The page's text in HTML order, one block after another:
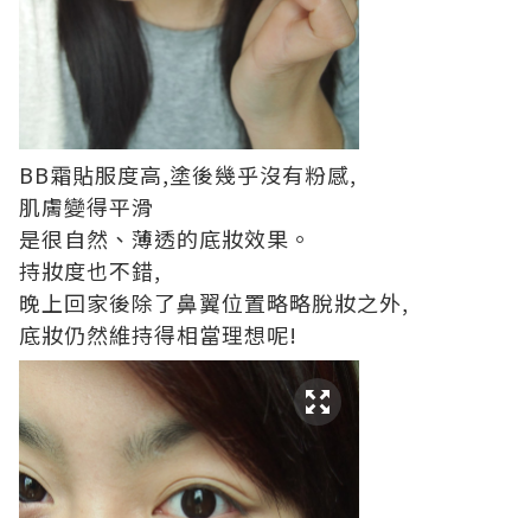
BB霜貼服度高,塗後幾乎沒有粉感,
肌膚變得平滑
是很自然、薄透的底妝效果。
持妝度也不錯,
晚上回家後除了鼻翼位置略略脫妝之外,
底妝仍然維持得相當理想呢!